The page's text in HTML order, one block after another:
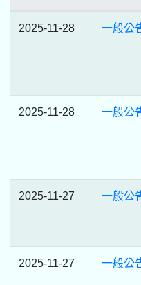
2025-11-28 一般公
2025-11-28 一般公
2025-11-27 一般公
2025-11-27 一般公